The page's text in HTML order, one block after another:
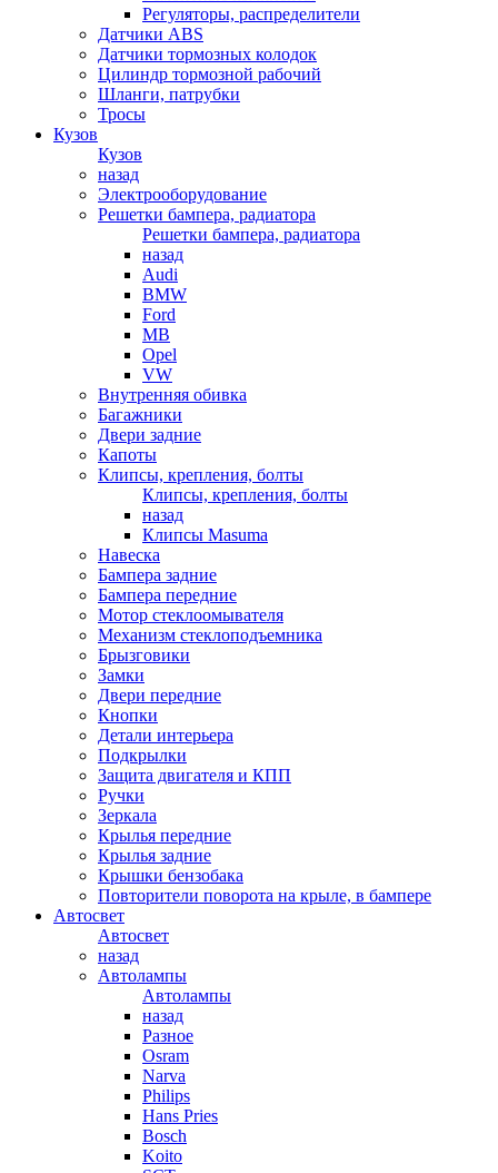
Регуляторы, распределители
Датчики ABS
Датчики тормозных колодок
Цилиндр тормозной рабочий
Шланги, патрубки
Тросы
Кузов
Кузов
назад
Электрооборудование
Решетки бампера, радиатора
Решетки бампера, радиатора
назад
Audi
BMW
Ford
MB
Opel
VW
Внутренняя обивка
Багажники
Двери задние
Капоты
Клипсы, крепления, болты
Клипсы, крепления, болты
назад
Клипсы Masuma
Навеска
Бампера задние
Бампера передние
Мотор стеклоомывателя
Механизм стеклоподъемника
Брызговики
Замки
Двери передние
Кнопки
Детали интерьера
Подкрылки
Защита двигателя и КПП
Ручки
Зеркала
Крылья передние
Крылья задние
Крышки бензобака
Повторители поворота на крыле, в бампере
Автосвет
Автосвет
назад
Автолампы
Автолампы
назад
Разное
Osram
Narva
Philips
Hans Pries
Bosch
Koito